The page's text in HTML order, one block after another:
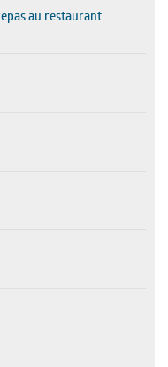
au restaurant